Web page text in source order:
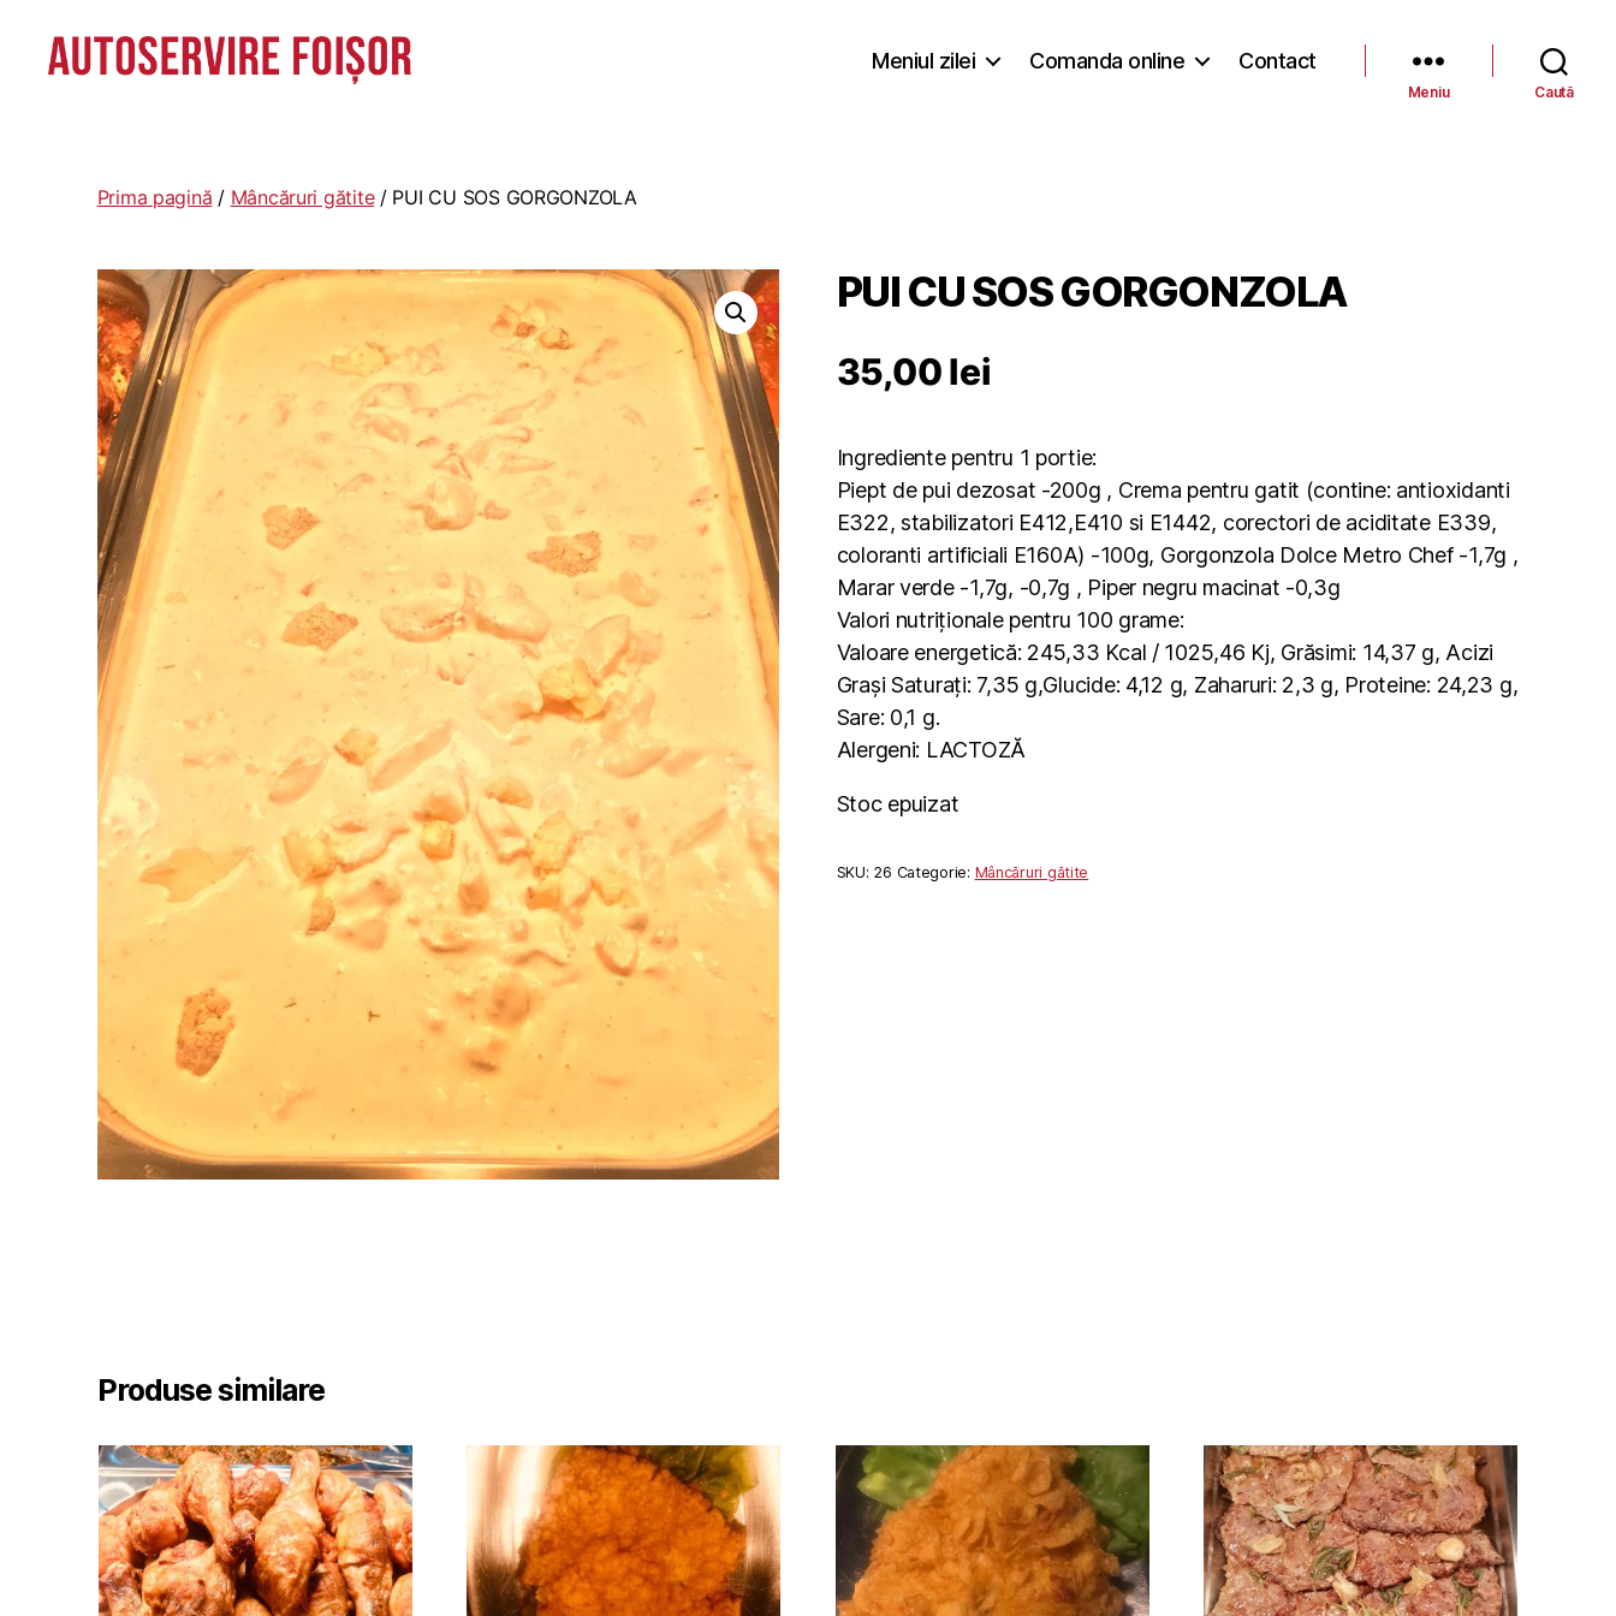
Lascăr
Meniul zilei Comanda online Contact
Meniu Caută
Prima pagină / Mâncăruri gătite/ PUI CU SOS GORGONZOLA
PUI CU SOS GORGONZOLA
35,00lei
Ingrediente pentru 1 portie:
Piept de pui dezosat -200g , Crema pentru gatit (contine: antioxidanti
E322, stabilizatori E412,E410 si E1442, corectori de aciditate E339,
coloranti artificiali E160A) -100g, Gorgonzola Dolce Metro Chef -1,7g ,
Marar verde -1,7g, -0,7g , Piper negru macinat -0,3g
Valori nutriționale pentru 100 grame:
Valoare energetică: 245,33 Kcal / 1025,46 Kj, Grăsimi: 14,37 g, Acizi
Grași Saturați: 7,35 g,Glucide: 4,12 g, Zaharuri: 2,3 g, Proteine: 24,23 g,
Sare: 0,1 g.
Alergeni: LACTOZĂ
Stoc epuizat
SKU: 26 Categorie: Mâncăruri gătite
Produse similare